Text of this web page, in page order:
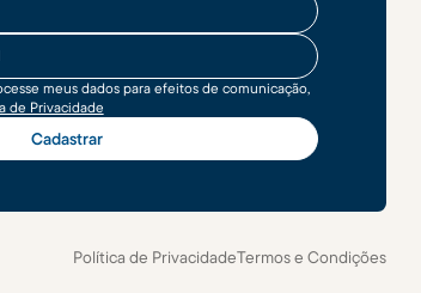
meus dados para efeitos de comunicação,
de Privacidade
Política de PrivacidadeTermos e Condições